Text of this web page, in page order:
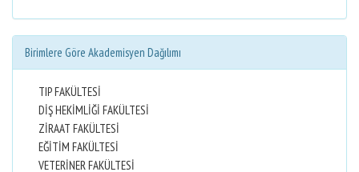
Birimlere Göre Akademisyen Dağılımı
TIP FAKÜLTESİ
DİŞ HEKİMLİĞİ FAKÜLTESİ
ZİRAAT FAKÜLTESİ
EĞİTİM FAKÜLTESİ
VETERİNER FAKÜLTESİ